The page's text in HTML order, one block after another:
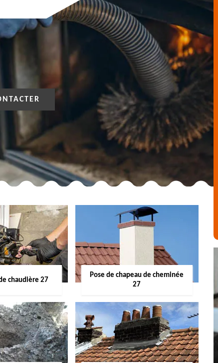
chaudière 27
Pose de chapeau de cheminée
27